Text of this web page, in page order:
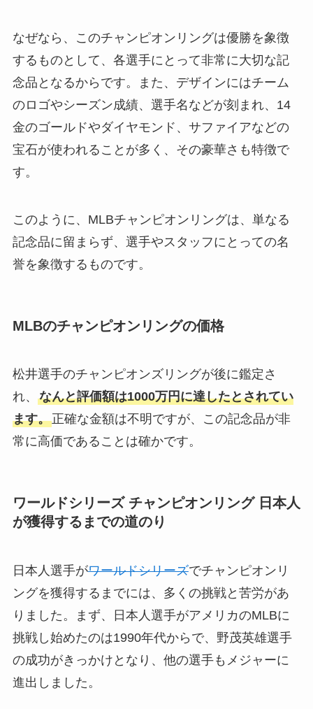
なぜなら、このチャンピオンリングは優勝を象徴
するものとして、各選手にとって非常に大切な記
念品となるからです。また、デザインにはチーム
のロゴやシーズン成績、選手名などが刻まれ、14
金のゴールドやダイヤモンド、サファイアなどの
宝石が使われることが多く、その豪華さも特徴で
す。
このように、MLBチャンピオンリングは、単なる
記念品に留まらず、選手やスタッフにとっての名
誉を象徴するものです。
MLBのチャンピオンリングの価格
松井選手のチャンピオンズリングが後に鑑定さ
れ、 なんと評価額は1000万円に達したとされてい
ます。正確な金額は不明ですが、この記念品が非
常に高価であることは確かです。
ワールドシリーズ チャンピオンリング 日本人
が獲得するまでの道のり
日本人選手がワールドシリーズでチャンピオンリ
ングを獲得するまでには、多くの挑戦と苦労があ
りました。まず、日本人選手がアメリカのMLBに
挑戦し始めたのは1990年代からで、野茂英雄選手
の成功がきっかけとなり、他の選手もメジャーに
進出しました。